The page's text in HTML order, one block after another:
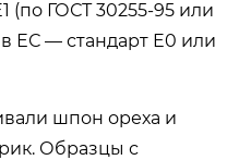
(по ГОСТ 30255-95 или
ЕС — стандарт E0 или
шпон ореха и
Образцы с